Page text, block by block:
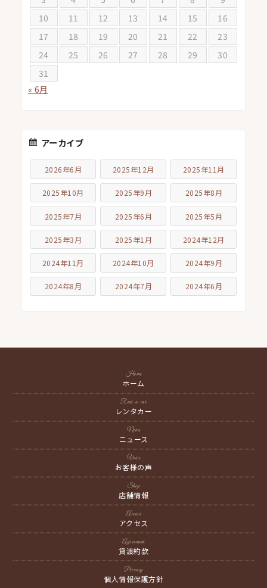
10
11 12 13 14 15
16
17
18 19 20 21 22
23
24
25 26 27 28 29
30
31
« 6月
アーカイブ
2026年6月 2025年12月 2025年11月
2025年10月 2025年9月 2025年8月
2025年7月 2025年6月 2025年5月
2025年3月 2025年1月 2024年12月
2024年11月 2024年10月 2024年9月
2024年8月 2024年7月 2024年6月
Home
ホーム
Rent-a-car
レンタカー
News
ニュース
Voice
お客様の声
Shop
店舗情報
Access
アクセス
Agreement
貸渡約款
Privacy
個人情報保護方針